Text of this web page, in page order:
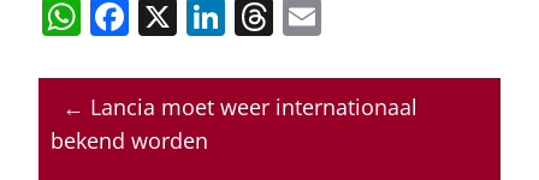
W
at
s
F
c
e
X Li
k
e
T
re
a
ai
l
← Lancia moet weer internationaal
bekend worden